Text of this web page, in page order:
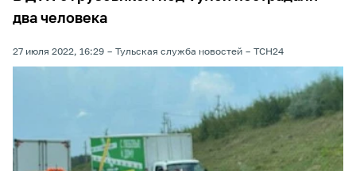
два человека
27 июля 2022, 16:29 Тульская служба новостей ТСН24